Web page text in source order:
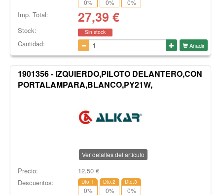
0% 0% 0%
Imp. Total: 27,39 €
Stock: Sin stock
Cantidad: Añadir
1901356 - IZQUIERDO,PILOTO DELANTERO,CON
PORTALAMPARA,BLANCO,PY21W,
Ver detalles del artículo
Precio: 12,50€
Descuentos:
Dto.1
0%
Dto.2
0%
Dto.3
0%